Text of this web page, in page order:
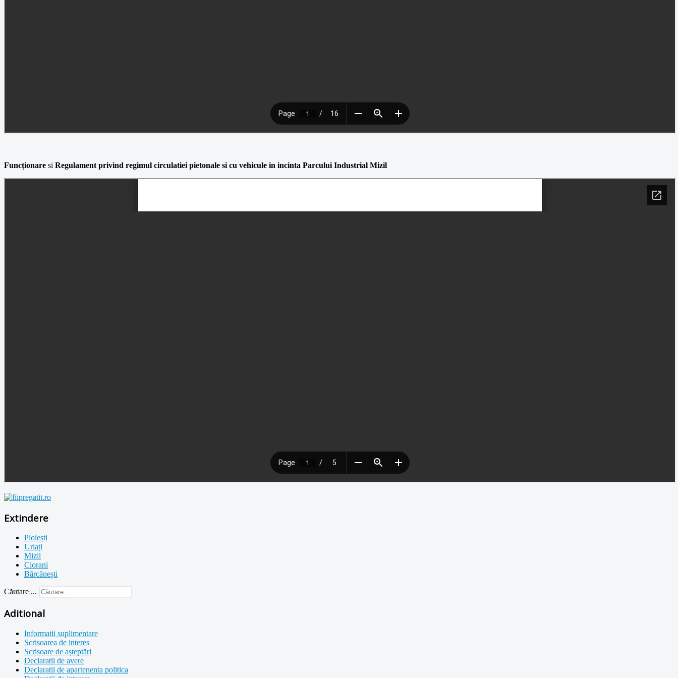
Funcționare si Regulament privind regimul circulatiei pietonale si cu vehicule in incinta Parcului Industrial Mizil
Extindere
Ploiești
Urlați
Mizil
Ciorani
Bărcănești
Căutare ...
Aditional
Informatii suplimentare
Scrisoarea de interes
Scrisoare de așteptări
Declaratii de avere
Declaratii de apartenenta politica